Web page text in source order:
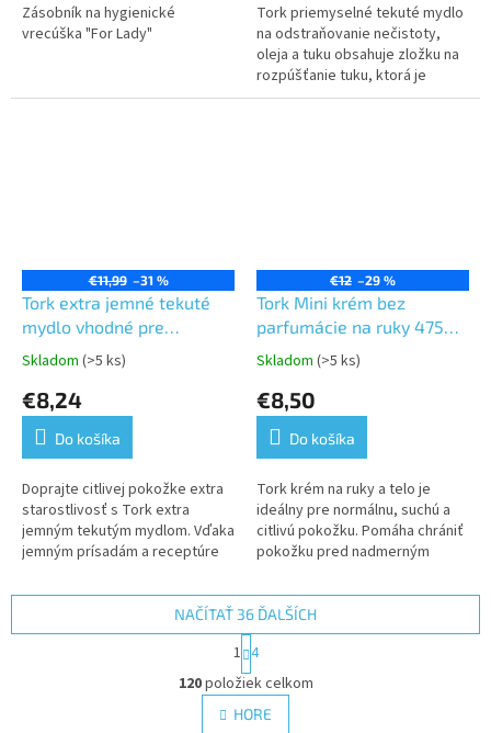
5
hviezdičiek.
Zásobník na hygienické
vrecúška "For Lady"
5
hviezdičiek.
Tork priemyselné tekuté mydlo
na odstraňovanie nečistoty,
oleja a tuku obsahuje zložku na
rozpúšťanie tuku, ktorá je
vysokoúčinná, no jemná k
€11,99 –31 %
Tork extra jemné tekuté
mydlo vhodné pre
alergikov 1L,
neparfémované S1
Priemerné
produktu
5,0
5
hviezdičiek.
Skladom (>5 ks)
€8,24
Do košíka
Doprajte citlivej pokožke extra
starostlivosť s Tork extra
jemným tekutým mydlom. Vďaka
jemným prísadám a receptúre
veľmi šetrné k pokožke.
€12 –29 %
Tork Mini krém bez
parfumácie na ruky 475
ml, farba biela -S2
Priemerné
produktu
5,0
5
hviezdičiek.
Skladom (>5 ks)
€8,50
Do košíka
Tork krém na ruky a telo je
ideálny pre normálnu, suchú a
citlivú pokožku. Pomáha chrániť
pokožku pred nadmerným
pocit výživenej pokožky jemnej
na...
O
v
l
NAČÍTAŤ 36 ĎALŠÍCH
S
t
r
á
n
1 4
120položiek celkom
HORE